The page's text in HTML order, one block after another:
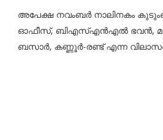
അപേക്ഷ നവംബർ നാലിനകം
ഓഫീസ്, ബിഎസ്എൻഎൽ ഭവൻ,
ബസാർ, കണ്ണൂർ-രണ്ട് എന്ന